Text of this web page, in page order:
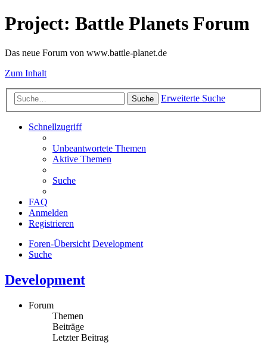
Project: Battle Planets Forum
Das neue Forum von www.battle-planet.de
Zum Inhalt
Suche Erweiterte Suche
Schnellzugriff
Unbeantwortete Themen
Aktive Themen
Suche
FAQ
Anmelden
Registrieren
Foren-Übersicht Development
Suche
Development
Forum
Themen
Beiträge
Letzter Beitrag